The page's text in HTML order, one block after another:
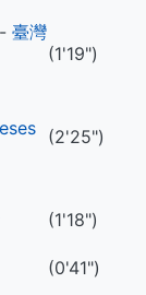
臺灣
(1'19")
(2'25")
(1'18")
(0'41")